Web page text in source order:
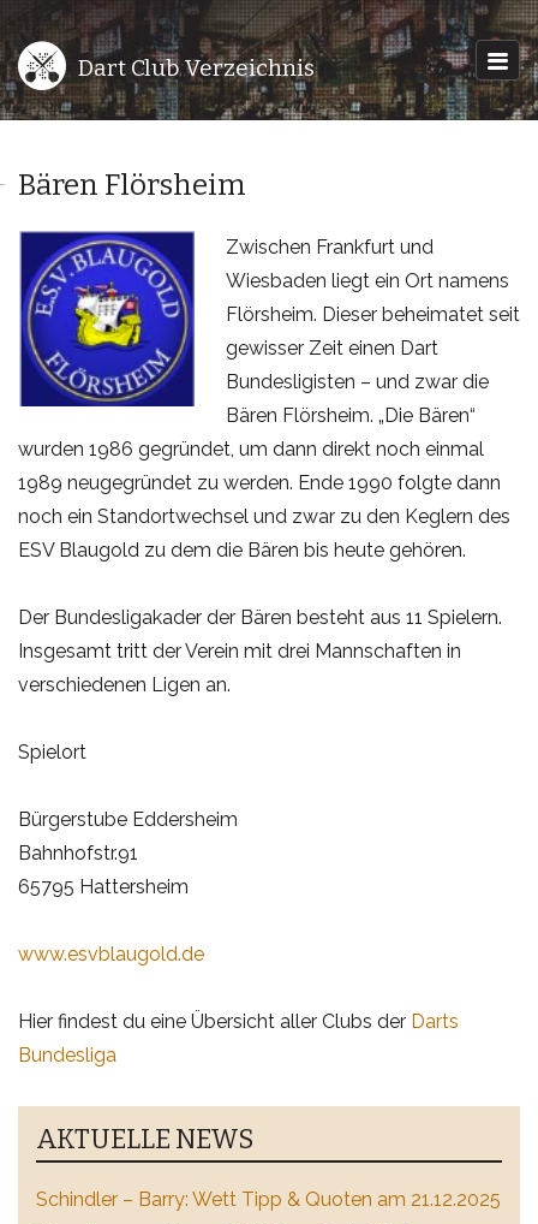
Dart Club Verzeichnis
Bären Flörsheim
Zwischen Frankfurt und
Wiesbaden liegt ein Ort namens
Flörsheim. Dieser beheimatet seit
gewisser Zeit einen Dart
Bundesligisten – und zwar die
Bären Flörsheim. „Die Bären“
wurden 1986 gegründet, um dann direkt noch einmal
1989 neugegründet zu werden. Ende 1990 folgte dann
noch ein Standortwechsel und zwar zu den Keglern des
ESV Blaugold zu dem die Bären bis heute gehören.
Der Bundesligakader der Bären besteht aus 11 Spielern.
Insgesamt tritt der Verein mit drei Mannschaften in
verschiedenen Ligen an.
Spielort
Bürgerstube Eddersheim
Bahnhofstr.91
65795 Hattersheim
www.esvblaugold.de
Hier findest du eine Übersicht aller Clubs der Darts
Bundesliga
AKTUELLE NEWS
Schindler – Barry: Wett Tipp & Quoten am 21.12.2025